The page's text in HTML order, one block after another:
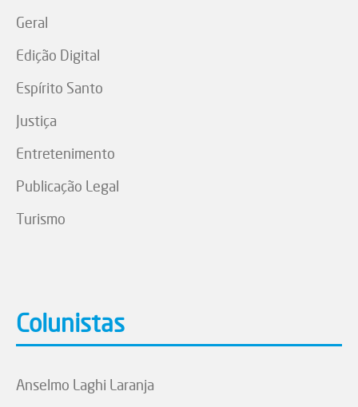
Geral
Edição Digital
Espírito Santo
Justiça
Entretenimento
Publicação Legal
Turismo
Colunistas
Anselmo Laghi Laranja